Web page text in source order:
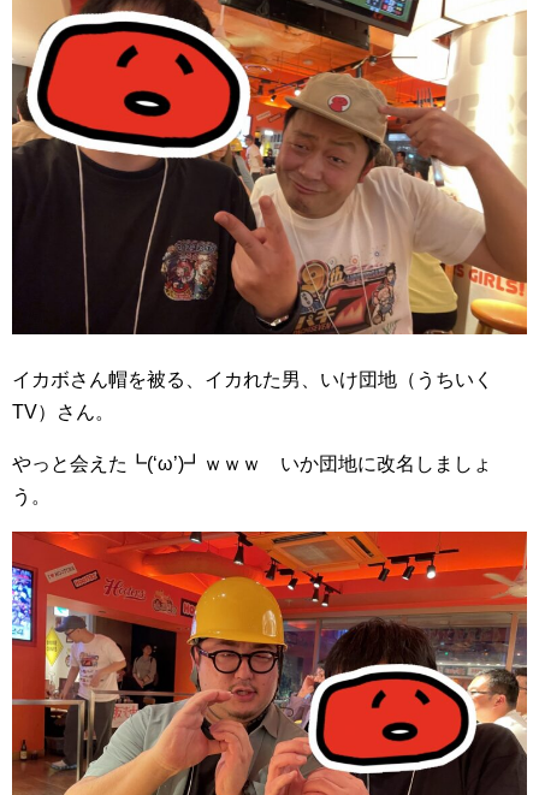
イカボさん帽を被る、イカれた男、いけ団地（うちいく
TV）さん。
やっと会えた┗(‘ω’)┛ｗｗｗ いか団地に改名しましょ
う。